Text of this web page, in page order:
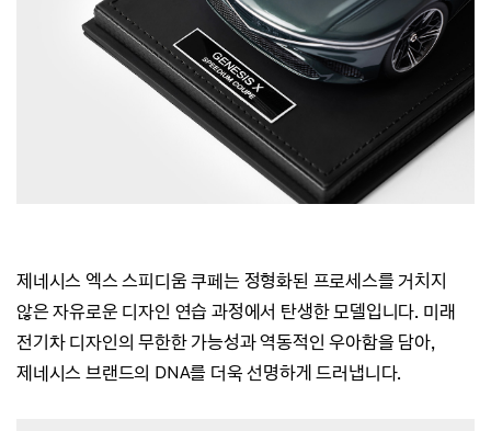
제네시스 엑스 스피디움 쿠페는 정형화된 프로세스를 거치지
않은 자유로운 디자인 연습 과정에서 탄생한 모델입니다. 미래
전기차 디자인의 무한한 가능성과 역동적인 우아함을 담아,
제네시스 브랜드의 DNA를 더욱 선명하게 드러냅니다.